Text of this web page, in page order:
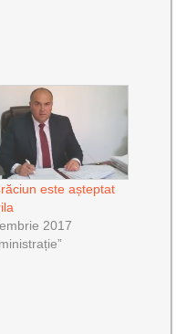
este așteptat
2017